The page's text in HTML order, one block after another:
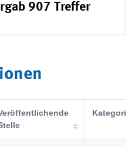
907 Treffer
Kategorie